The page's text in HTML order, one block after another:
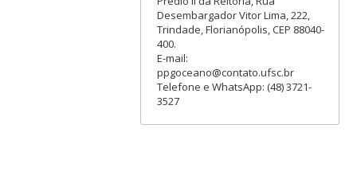
Desembargador Vitor Lima, 222,
Trindade, Florianópolis, CEP 88040-
400.
E-mail:
ppgoceano@contato.ufsc.br
Telefone e WhatsApp: (48) 3721-
3527